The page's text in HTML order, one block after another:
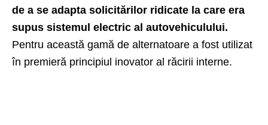
de a se adapta solicitărilor ridicate la care era
supus sistemul electric al autovehiculului.
Pentru această gamă de alternatoare a fost utilizat
în premieră principiul inovator al răcirii interne.